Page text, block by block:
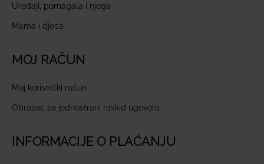
Uređaji, pomagala i njega
Mama i djeca
MOJ RAČUN
Moj korisnički račun
Obrazac za jednostrani raskid ugovora
INFORMACIJE O PLAĆANJU